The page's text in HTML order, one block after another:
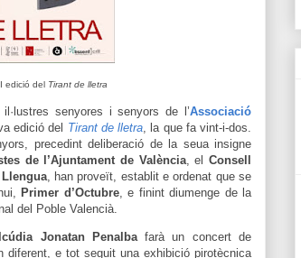
edició del Tirant de lletra
senyores i senyors de l’Associació
edició del Tirant de lletra, la que fa vint-i-dos.
precedint deliberació de la seua insigne
de l’Ajuntament de València, elConsell
, han proveït, establit e ordenat que se
Primer d’Octubre, e finint diumenge de la
del Poble Valencià.
Jonatan Penalbafarà un concert de
diferent, e tot seguit una exhibició pirotècnica